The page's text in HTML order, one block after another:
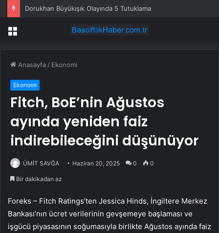
Dorukhan Büyükışık Olayında 5 Tutuklama
Menü
Anasayfa / Ekonomi
Ekonomi
Fitch, BoE’nin Ağustos
ayında yeniden faiz
indirebileceğini düşünüyor
ÜMİT SAVĞA Haziran 20, 2025 0 0
Bir dakikadan az
Foreks – Fitch Ratings’ten Jessica Hinds, İngiltere Merkez
Bankası’nın ücret verilerinin gevşemeye başlaması ve
işgücü piyasasının soğumasıyla birlikte Ağustos ayında faiz